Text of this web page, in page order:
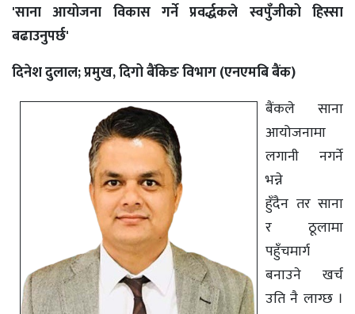
'साना आयोजना विकास गर्ने प्रवर्द्धकले स्वपुँजीको हिस्सा
बढाउनुपर्छ'
दिनेश दुलाल; प्रमुख, दिगो बैंकिङ विभाग (एनएमबि बैंक)
बैंकले साना
आयोजनामा
लगानी नगर्ने
भन्ने
हुँदैन तर साना
र ठूलामा
पहुँचमार्ग
बनाउने खर्च
उति नै लाग्छ ।